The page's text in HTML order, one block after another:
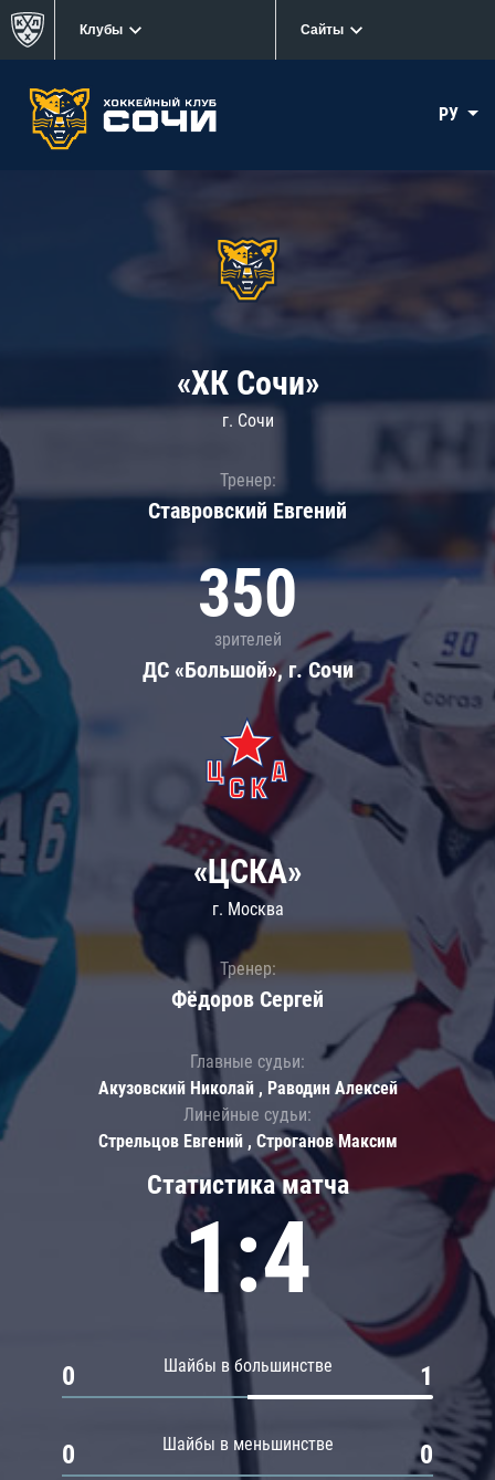
Клубы Сайты
РУ
«ХК Сочи»
г. Сочи
Тренер:
Ставровский Евгений
350
зрителей
ДС «Большой», г. Сочи
Статистика матча
1:4
Шайбы в большинстве
0 1
Шайбы в меньшинстве
0 0
«ЦСКА»
г. Москва
Тренер:
Фёдоров Сергей
Главные судьи:
Акузовский Николай , Раводин Алексей
Линейные судьи:
Стрельцов Евгений , Строганов Максим